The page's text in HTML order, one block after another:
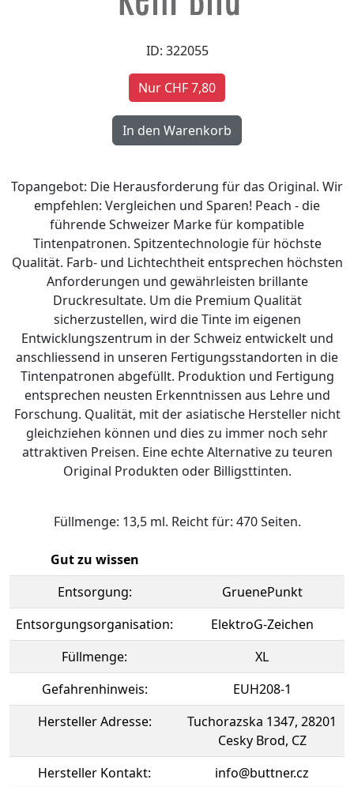
ID: 322055
Nur CHF 7,80
Topangebot: Die Herausforderung für das Original. Wir
empfehlen: Vergleichen und Sparen! Peach - die
führende Schweizer Marke für kompatible
Tintenpatronen. Spitzentechnologie für höchste
Qualität. Farb- und Lichtechtheit entsprechen höchsten
Anforderungen und gewährleisten brillante
Druckresultate. Um die Premium Qualität
sicherzustellen, wird die Tinte im eigenen
Entwicklungszentrum in der Schweiz entwickelt und
anschliessend in unseren Fertigungsstandorten in die
Tintenpatronen abgefüllt. Produktion und Fertigung
entsprechen neusten Erkenntnissen aus Lehre und
Forschung. Qualität, mit der asiatische Hersteller nicht
gleichziehen können und dies zu immer noch sehr
attraktiven Preisen. Eine echte Alternative zu teuren
Original Produkten oder Billigsttinten.
Füllmenge: 13,5 ml. Reicht für: 470 Seiten.
Gut zu wissen
Entsorgung:
GruenePunkt
Entsorgungsorganisation:
ElektroG-Zeichen
Füllmenge:
XL
Gefahrenhinweis:
EUH208-1
Hersteller Adresse:
Tuchorazska 1347, 28201
Cesky Brod, CZ
Hersteller Kontakt:
info@buttner.cz